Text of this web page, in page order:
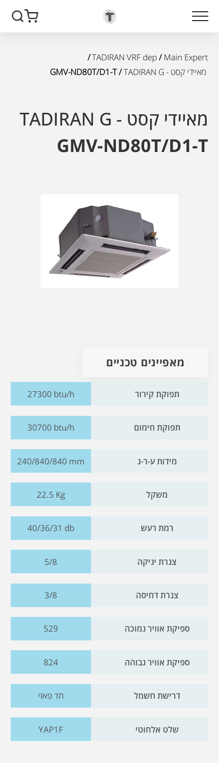
Main Expert
/
TADIRAN VRF dep
/
מאיידי קסט - TADIRAN G
/ GMV-ND80T/D1-T
מאיידי קסט - TADIRAN G
GMV-ND80T/D1-T
מאפיינים טכניים
תפוקת קירור 27300 btu/h
תפוקת חימום 30700 btu/h
מידות ע-ר-ג 240/840/840 mm
משקל 22.5 Kg
רמת רעש 40/36/31 db
צנרת יניקה 5/8
צנרת דחיסה 3/8
ספיקת אוויר נמוכה 529
ספיקת אוויר גבוהה 824
דרישת חשמל חד פאזי
שלט אלחוטי YAP1F